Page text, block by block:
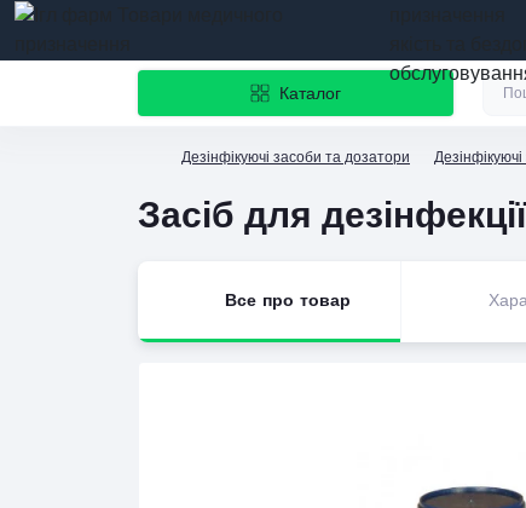
Каталог
Дезінфікуючі засоби та дозатори
Засіб для
Все про товар